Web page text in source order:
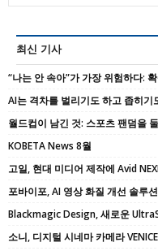
최신 기사
“나는 안 속아”가 가장 위험하다:
AI는 격차를 벌리기도 하고 좁히
월드컵이 남긴 것: 스포츠 팬덤을
KOBETA News 8월
고일, 현대 미디어 제작에 Avid
포바이포, AI 영상 화질 개선 솔루
Blackmagic Design, 새로운
소니, 디지털 시네마 카메라